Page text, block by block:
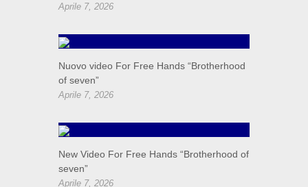
Aprile 7, 2026
Nuovo video For Free Hands “Brotherhood
of seven”
Aprile 7, 2026
New Video For Free Hands “Brotherhood of
seven”
Aprile 7, 2026